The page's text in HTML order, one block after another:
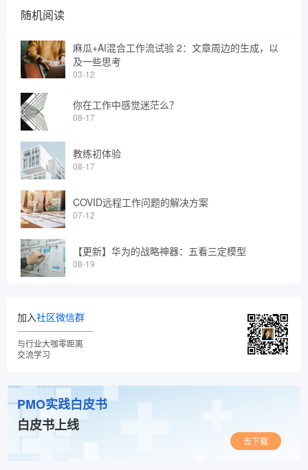
随机阅读
麻瓜+AI混合工作流试验 2：文章周边的生成，以
及一些思考
03-12
你在工作中感觉迷茫么？
08-17
教练初体验
08-17
COVID远程工作问题的解决方案
07-12
【更新】华为的战略神器：五看三定模型
08-19
加入社区微信群
与行业大咖零距离
交流学习
PMO实践白皮书
白皮书上线
去下载